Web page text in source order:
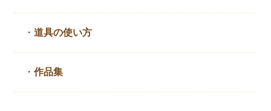
・道具の使い方
・作品集